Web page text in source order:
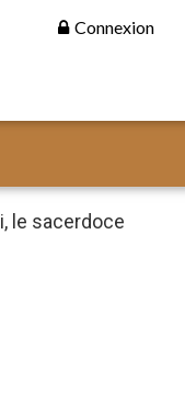
Connexion
le sacerdoce